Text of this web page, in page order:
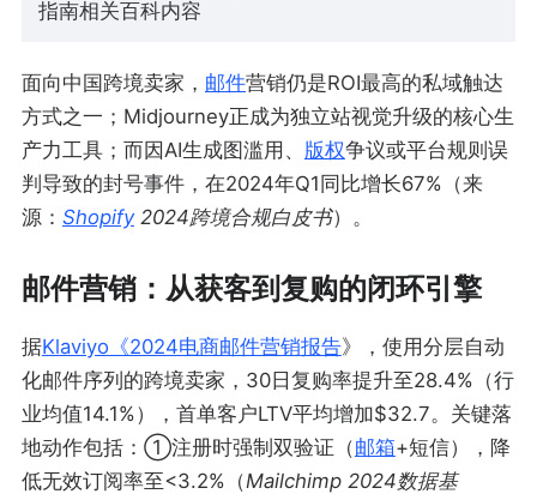
指南相关百科内容
面向中国跨境卖家， 邮件营销仍是ROI最高的私域触达
方式之一；Midjourney正成为独立站视觉升级的核心生
产力工具；而因AI生成图滥用、 版权争议或平台规则误
判导致的封号事件，在2024年Q1同比增长67%（来
源： Shopify2024跨境合规白皮书）。
邮件营销：从获客到复购的闭环引擎
据Klaviyo《2024电商邮件营销报告》，使用分层自动
化邮件序列的跨境卖家，30日复购率提升至28.4%（行
业均值14.1%），首单客户LTV平均增加$32.7。关键落
地动作包括：①注册时强制双验证（邮箱+短信），降
低无效订阅率至<3.2%（Mailchimp 2024数据基